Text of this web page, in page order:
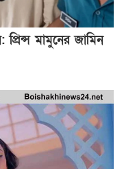
মামুনের জামিন